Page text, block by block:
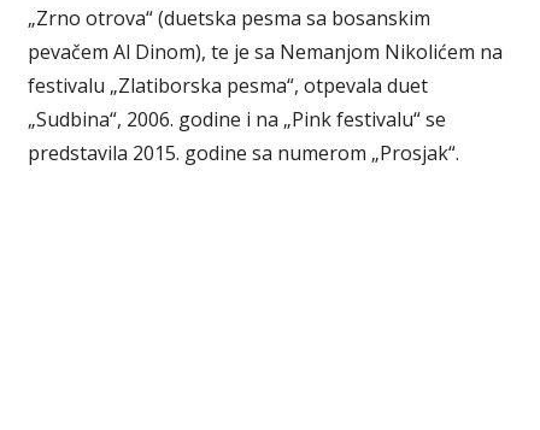
„Zrno otrova“ (duetska pesma sa bosanskim
pevačem Al Dinom), te je sa Nemanjom Nikolićem na
festivalu „Zlatiborska pesma“, otpevala duet
„Sudbina“, 2006. godine i na „Pink festivalu“ se
predstavila 2015. godine sa numerom „Prosjak“.